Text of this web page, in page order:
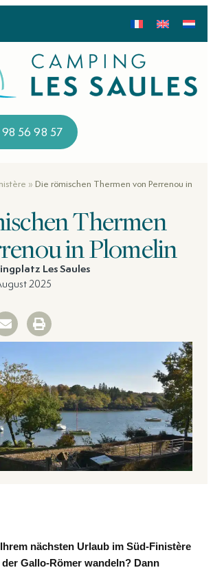
56 98 57
» Die römischen Thermen von Perrenou in
Thermen
in Plomelin
Les Saules
2025
nächsten Urlaub im Süd-Finistère
Gallo-Römer wandeln? Dann